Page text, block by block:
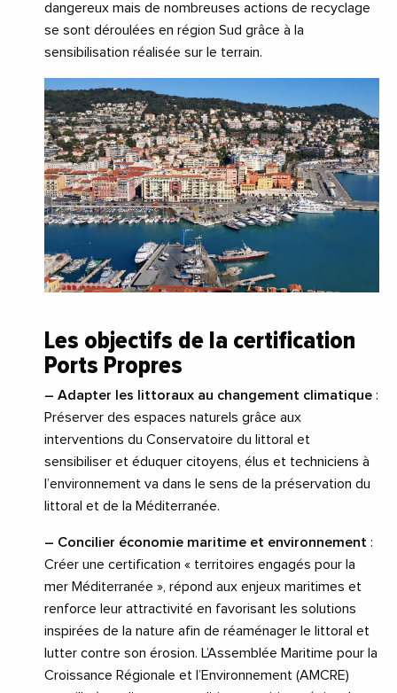
dangereux mais de nombreuses actions de recyclage
se sont déroulées en région Sud grâce à la
sensibilisation réalisée sur le terrain.
Les objectifs de la certification
Ports Propres
– Adapter les littoraux au changement climatique :
Préserver des espaces naturels grâce aux
interventions du Conservatoire du littoral et
sensibiliser et éduquer citoyens, élus et techniciens à
l’environnement va dans le sens de la préservation du
littoral et de la Méditerranée.
– Concilier économie maritime et environnement :
Créer une certification « territoires engagés pour la
mer Méditerranée », répond aux enjeux maritimes et
renforce leur attractivité en favorisant les solutions
inspirées de la nature afin de réaménager le littoral et
lutter contre son érosion. L’Assemblée Maritime pour la
Croissance Régionale et l’Environnement (AMCRE)